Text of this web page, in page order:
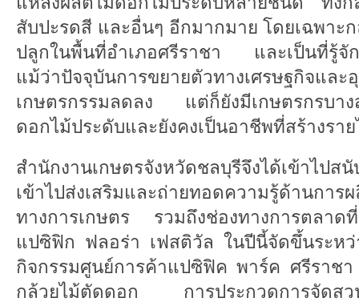
สับปะรดสี และอื่นๆ อีกมากมาย โดยเฉพาะ
ปลูกในพื้นที่อำเภอศรีราชา และเป็นที่รู้จั
แม้ว่าปัจจุบันการขยายตัวทางเศรษฐกิจแล
เกษตรกรรมลดลง แต่ก็ยังมีเกษตรกรบา
ดอกไม้ประดับและยังคงเป็นอาชีพที่สร้างรา
สำนักงานเกษตรจังหวัดชลบุรีจึงได้เข้าไปส
เข้าไปส่งเสริมและถ่ายทอดความรู้ด้านการ
ทางการเกษตร รวมถึงช่องทางการตลา
แปซิฟิก ฟลอร่า เฟสติวัล ในปีนี้จัดขึ้นระห
กิจกรรมศูนย์การค้าแปซิฟิค พาร์ค ศรีราชา
กล้วยไม้ตัดดอก การประกวดการจัด